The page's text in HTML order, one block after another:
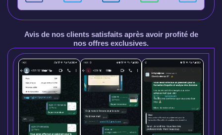
Avis de nos clients satisfaits après avoir profité de
nos offres exclusives.